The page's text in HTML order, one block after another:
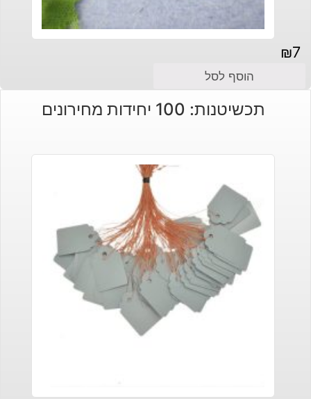
₪7
הוסף לסל
תכשיטנות: 100 יחידות מחירונים